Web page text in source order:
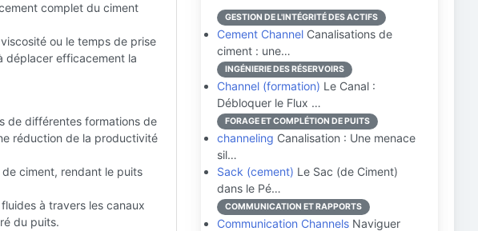
complet du ciment
ou le temps de prise
déplacer efficacement la
de différentes formations de
réduction de la productivité
ciment, rendant le puits
à travers les canaux
du puits.
GESTION DE L'INTÉGRITÉ DES ACTIFS
Cement Channel Canalisations de
ciment : une…
INGÉNIERIE DES RÉSERVOIRS
Channel (formation) Le Canal :
Débloquer le Flux …
FORAGE ET COMPLÉTION DE PUITS
channeling Canalisation : Une menace
sil…
Sack (cement) Le Sac (de Ciment)
dans le Pé…
COMMUNICATION ET RAPPORTS
Communication Channels Naviguer